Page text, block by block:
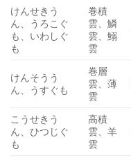
けんせきう
ん、うろこぐ
も、いわしぐ
も
巻積
雲、鱗
雲、鰯
雲
けんそうう
ん、うすぐも
巻層
雲、薄
雲
こうせきう
ん、ひつじぐ
も
高積
雲、羊
雲